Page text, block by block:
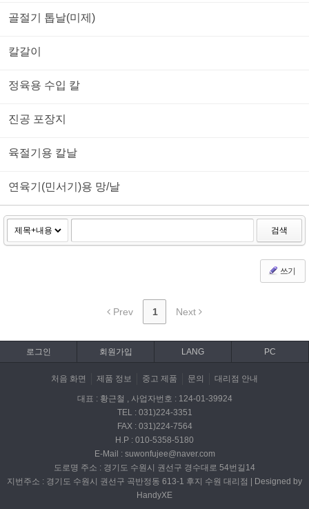
골절기 톱날(미제)
칼갈이
정육용 수입 칼
진공 포장지
육절기용 칼날
연육기(민서기)용 망/날
검색
쓰기
Prev 1 Next
로그인 회원가입 LANG PC
처음 화면 제품 정보 중고 제품 문의 대리점 안내
대표 : 황근철 , 사업자번호 : 124-01-39924
TEL : 031)224-3351
FAX : 031)224-7564
H.P : 010-5358-5180
E-Mail : suwonfujee@naver.com
도로명 주소 : 경기도 수원시 권선구 경수대로 54번길14
지번주소 : 경기도 수원시 권선구 곡반정동 613-1 후지 수원 대리점 | Designed by
HandyXE